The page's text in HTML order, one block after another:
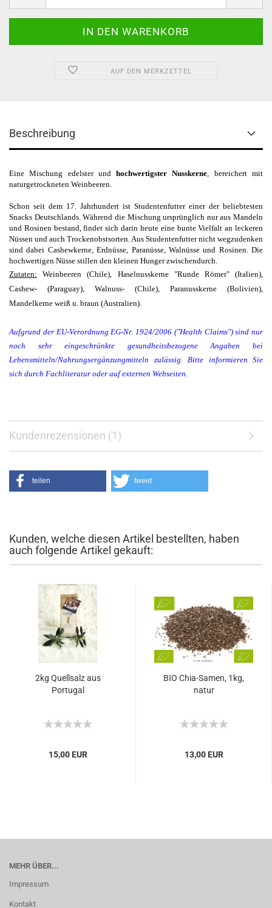
AUF DEN MERKZETTEL
Beschreibung
Eine Mischung edelster undhochwertigster Nusskerne, bereichert mit
naturgetrockneten Weinbeeren.
Schon seit dem 17. Jahrhundert ist Studentenfutter einer der beliebtesten
Snacks Deutschlands. Während die Mischung ursprünglich nur aus Mandeln
und Rosinen bestand, findet sich darin heute eine bunte Vielfalt an leckeren
Nüssen und auch Trockenobstsorten. Aus Studentenfutter nicht wegzudenken
sind dabei Cashewkerne, Erdnüsse, Paranüsse, Walnüsse und Rosinen. Die
hochwertigen Nüsse stillen den kleinen Hunger zwischendurch.
Zutaten: Weinbeeren (Chile), Haselnusskerne "Runde Römer" (Italien),
Cashew- (Paraguay), Walnuss- (Chile), Paranusskerne (Bolivien),
Mandelkerne weiß u. braun (Australien).
Aufgrund der EU-Verordnung EG-Nr. 1924/2006 ("Health Claims") sind nur
noch sehr eingeschränkte gesundheitsbezogene Angaben bei
Lebensmitteln/Nahrungsergänzungmitteln zulässig. Bitte informieren Sie
sich durch Fachliteratur oder auf externen Webseiten.
Kundenrezensionen (1)
teilen tweet
Kunden, welche diesen Artikel bestellten, haben
auch folgende Artikel gekauft:
2kg Quellsalz aus
Portugal
15,00 EUR
BIO Chia-Samen, 1kg,
natur
13,00 EUR
MEHR ÜBER...
Impressum
Kontakt